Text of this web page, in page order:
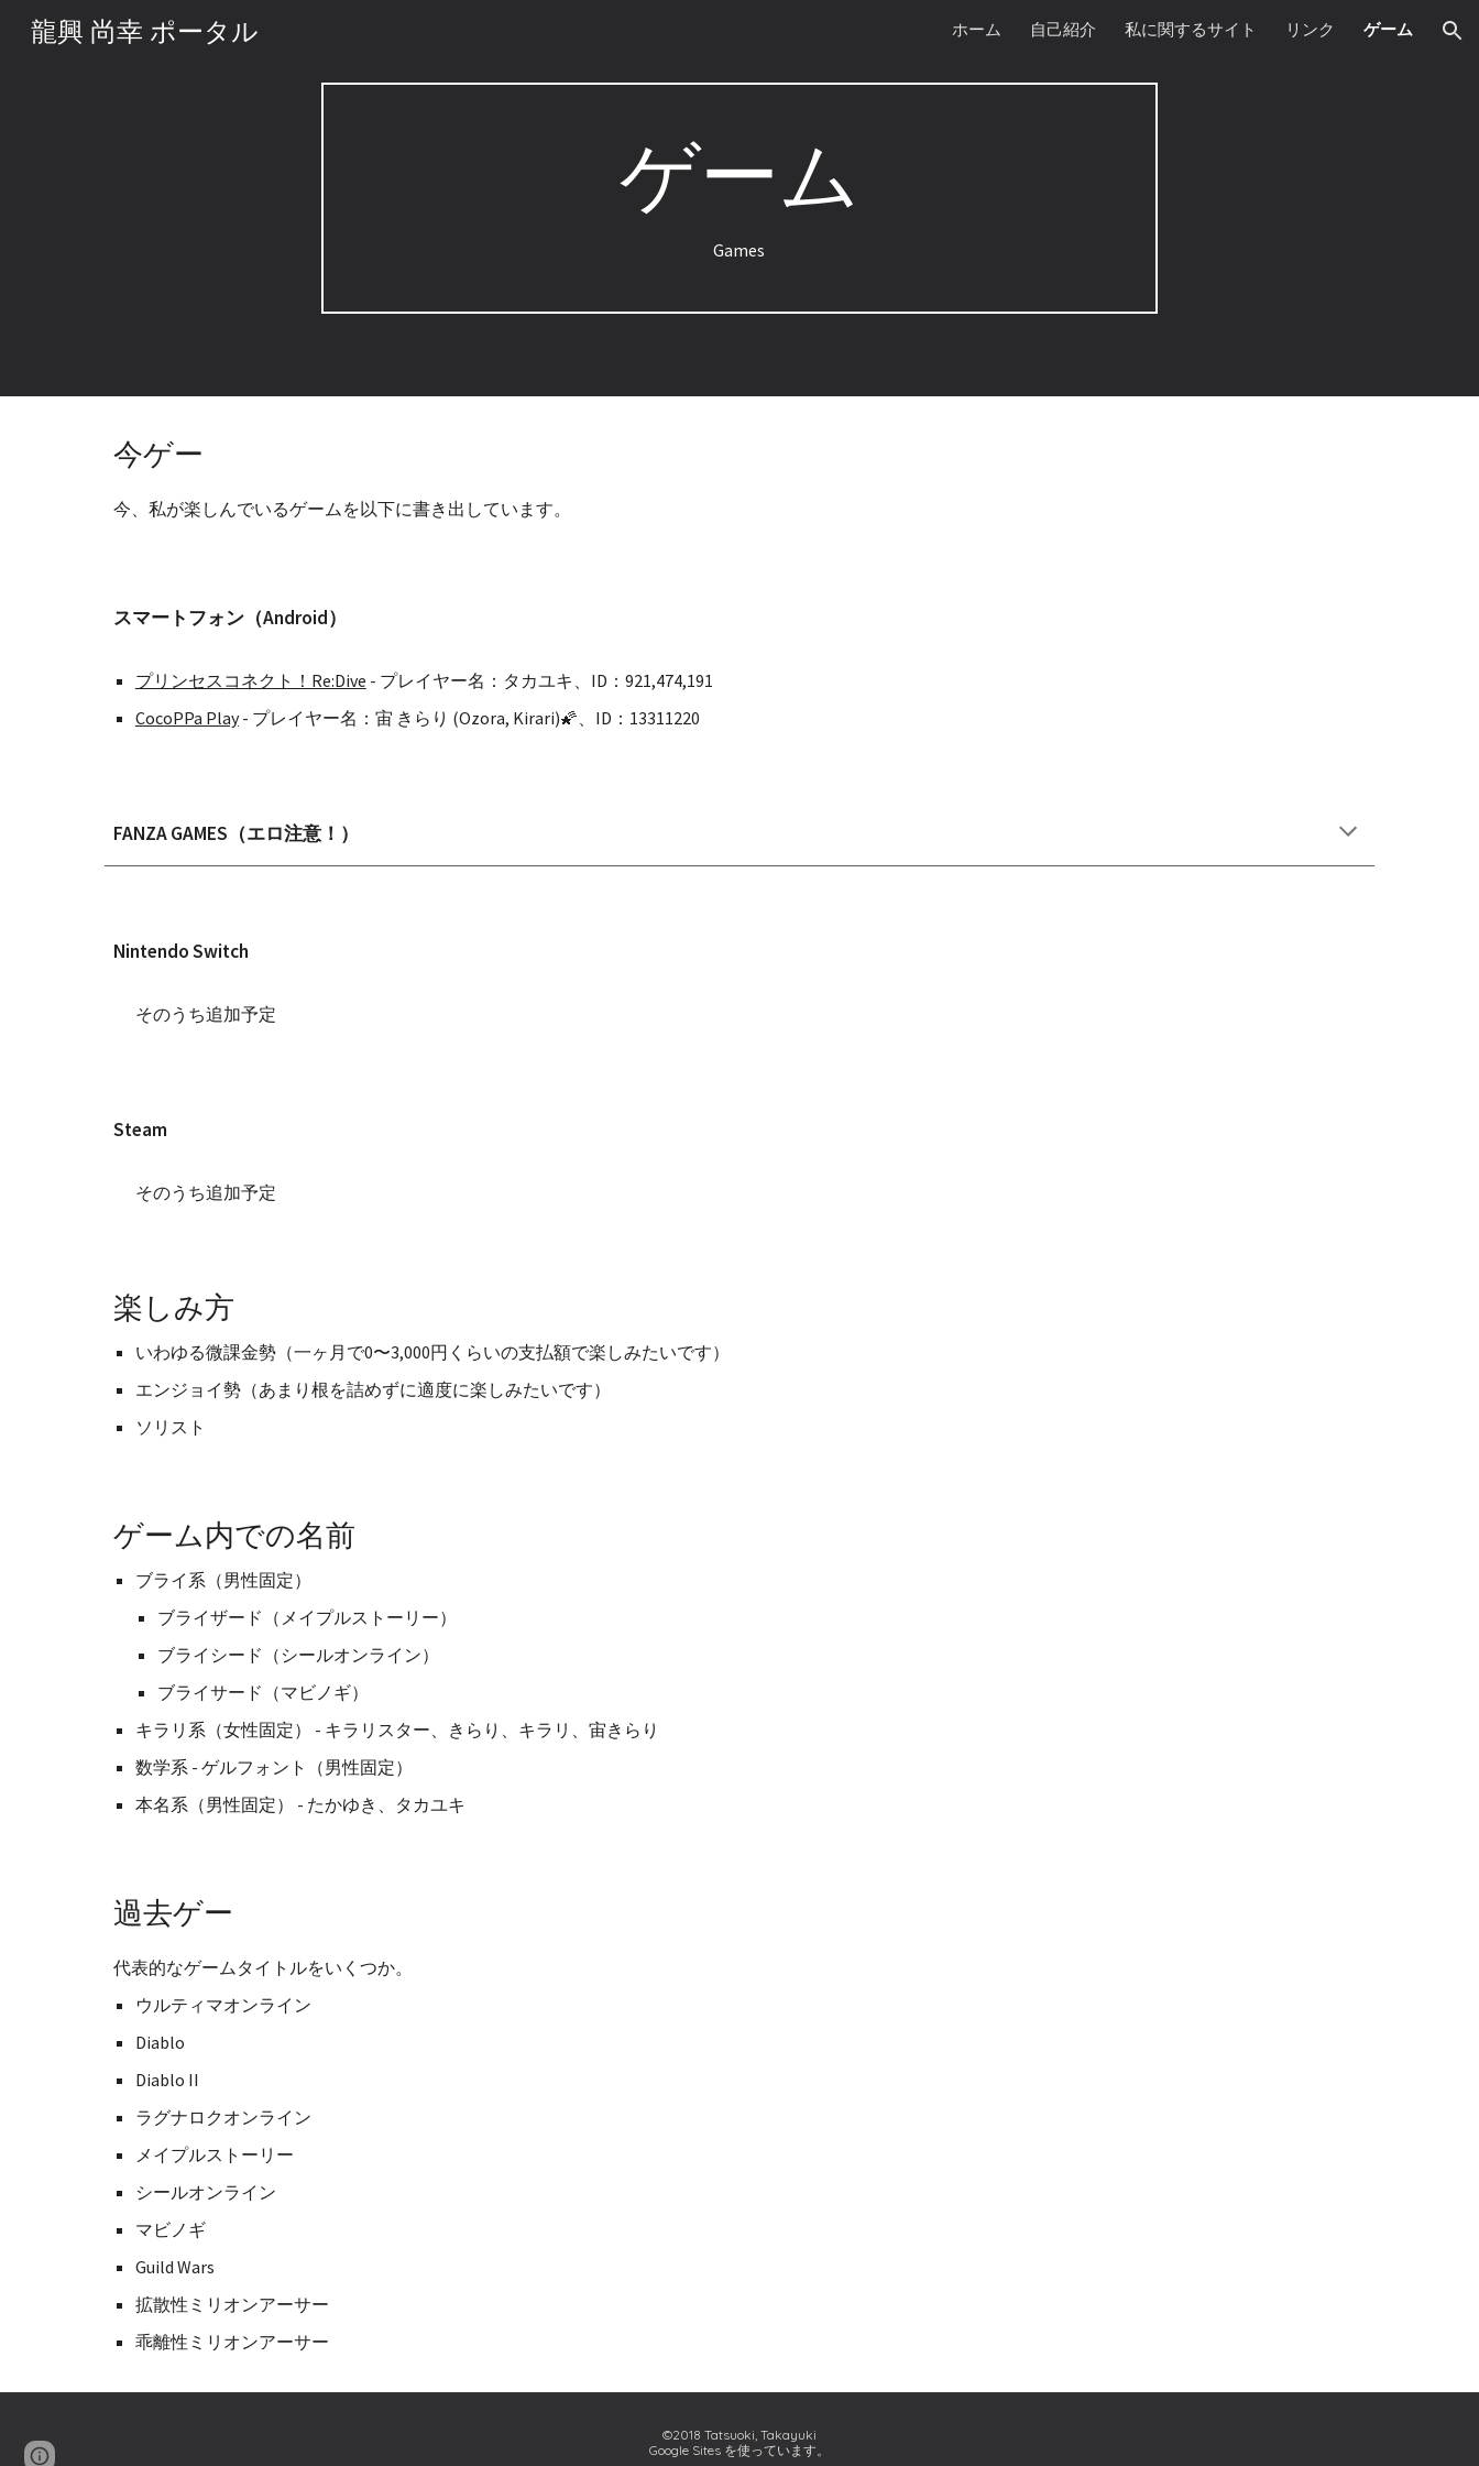
Skip to navigation
龍興 尚幸 ポータル ホーム 自己紹介 私に関するサイト リンク ゲーム
ゲーム
Games
今ゲー
今、私が楽しんでいるゲームを以下に書き出しています。
スマートフォン（Android）
プリンセスコネクト！Re:Dive - プレイヤー名：タカユキ、ID：921,474,191
CocoPPa Play - プレイヤー名：宙 きらり (Ozora, Kirari)🌠、ID：13311220
FANZA GAMES（エロ注意！）
Nintendo Switch
そのうち追加予定
Steam
そのうち追加予定
楽しみ方
いわゆる微課金勢（一ヶ月で0〜3,000円くらいの支払額で楽しみたいです）
エンジョイ勢（あまり根を詰めずに適度に楽しみたいです）
ソリスト
ゲーム内での名前
ブライ系（男性固定）
ブライザード（メイプルストーリー）
ブライシード（シールオンライン）
ブライサード（マビノギ）
キラリ系（女性固定） - キラリスター、きらり、キラリ、宙きらり
数学系 - ゲルフォント（男性固定）
本名系（男性固定） - たかゆき、タカユキ
過去ゲー
代表的なゲームタイトルをいくつか。
ウルティマオンライン
Diablo
Diablo II
ラグナロクオンライン
メイプルストーリー
シールオンライン
マビノギ
Guild Wars
拡散性ミリオンアーサー
乖離性ミリオンアーサー
©2018 Tatsuoki, Takayuki
Google Sites を使っています。